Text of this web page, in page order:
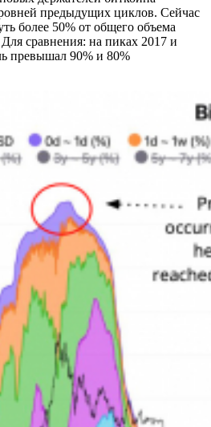
предыдущих циклов. Сейчас
более 50% от общего объема
сравнения: на пиках 2017 и
превышал 90% и 80%